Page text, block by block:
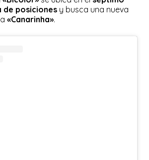
de posiciones y busca una nueva
«Canarinha».